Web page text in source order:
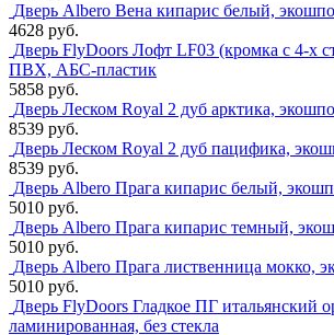
Дверь Albero Вена кипарис белый,
4628 руб.
Дверь FlyDoors Лофт LF03 (кромка с 4-х
ПВХ, АБС-пластик
5858 руб.
Дверь Леском Royal 2 дуб арктика,
8539 руб.
Дверь Леском Royal 2 дуб пацифика,
8539 руб.
Дверь Albero Прага кипарис белый,
5010 руб.
Дверь Albero Прага кипарис темный,
5010 руб.
Дверь Albero Прага лиственница мокко,
5010 руб.
Дверь FlyDoors Гладкое ПГ итальянский
ламинированная, без стекла